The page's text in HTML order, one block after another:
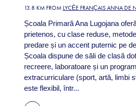
13.8 KM FROM LYCÉE FRANÇAIS ANNA DE
Școala Primară Ana Lugojana
prietenos, cu clase reduse,
predare și un accent puternic pe
Școala dispune de săli de clasă
recreere, laboratoare și un
extracurriculare (sport, artă, limbi
este flexibil, într...